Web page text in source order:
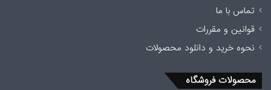
تماس با ما
قوانین و مقررات
نحوه خرید و دانلود محصولات
محصولات فروشگاه